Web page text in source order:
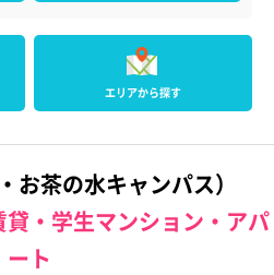
エリアから探す
お茶の水キャンパス）
・学生マンション・アパ
ート